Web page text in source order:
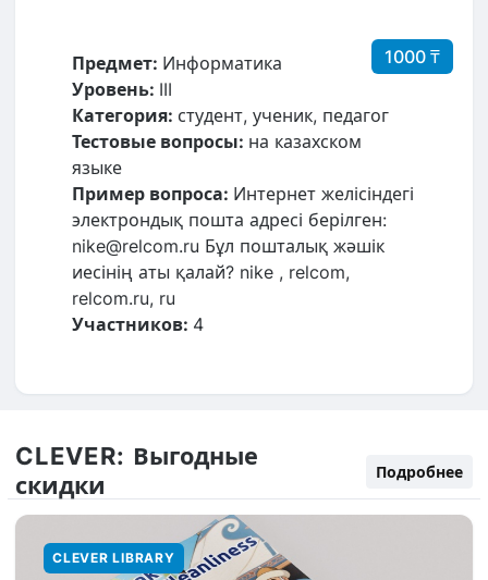
1000 ₸
Предмет: Информатика
Уровень: III
Категория: студент, ученик, педагог
Тестовые вопросы: на казахском
языке
Пример вопроса: Интернет желісіндегі
электрондық пошта адресі берілген:
nike@relcom.ru Бұл пошталық жәшік
иесінің аты қалай? nike , relcom,
relcom.ru, ru
Участников: 4
CLEVER: Выгодные
скидки
Подробнее
CLEVER LIBRARY